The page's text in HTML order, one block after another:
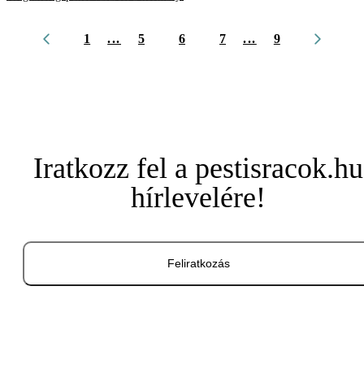
1 ... 5 6 7 ... 9
Iratkozz fel a pestisracok.hu
hírlevelére!
Feliratkozás